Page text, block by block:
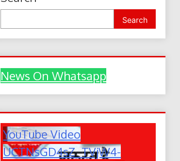
Search
News On Whatsapp
YouTube Video
UCTNsGD4sZ_TVjW4-